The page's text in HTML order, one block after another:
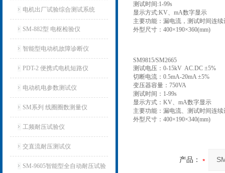
电机出厂试验综合测试系统
SM-882型 电枢检验仪
智能型电动机故障诊断仪
PDT-2 便携式电机短路仪
电动机电参数测试仪
SM系列 线圈圈数测量仪
工频耐压试验仪
交直流耐压测试仪
SM-9605智能型全自动耐压试验
测试时间:1-99s
显示方式:KV、mA数字显示
主要功能：漏电流，测试时间连
外型尺寸：400×190×360(mm)
SM9815/SM2665
测试电压：0-15kV AC.DC ±5%
切断电流：0.5mA-20mA ±5%
变压器容量：750VA
测试时间：1-99s
显示方式：KV、mA数字显示
主要功能：漏电流、测试时间连
外型尺寸：400×190×340(mm)
产品：